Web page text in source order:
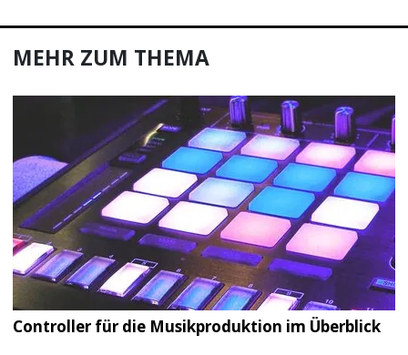
MEHR ZUM THEMA
Controller für die Musikproduktion im Überblick